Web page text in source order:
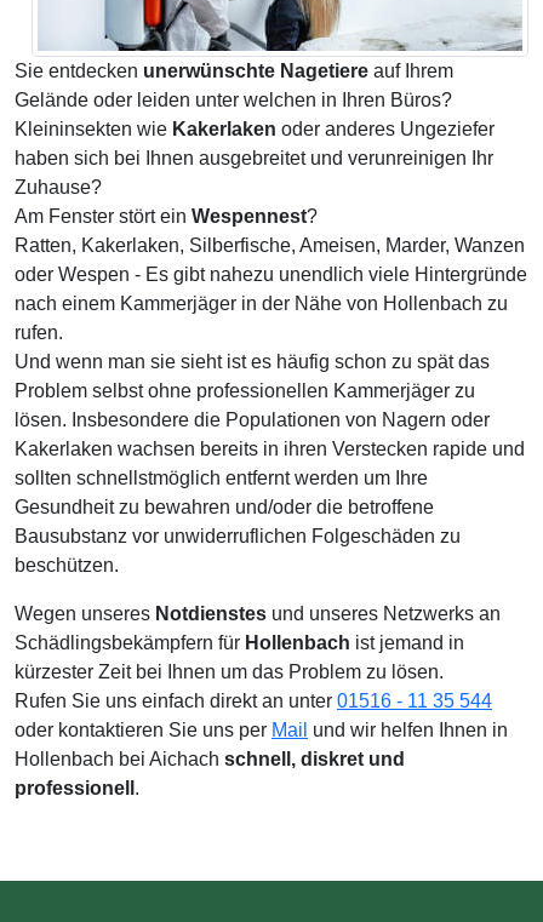
Sie entdecken unerwünschte Nagetiere auf Ihrem
Gelände oder leiden unter welchen in Ihren Büros?
Kleininsekten wie Kakerlaken oder anderes Ungeziefer
haben sich bei Ihnen ausgebreitet und verunreinigen Ihr
Zuhause?
Am Fenster stört ein Wespennest?
Ratten, Kakerlaken, Silberfische, Ameisen, Marder, Wanzen
oder Wespen - Es gibt nahezu unendlich viele Hintergründe
nach einem Kammerjäger in der Nähe von Hollenbach zu
rufen.
Und wenn man sie sieht ist es häufig schon zu spät das
Problem selbst ohne professionellen Kammerjäger zu
lösen. Insbesondere die Populationen von Nagern oder
Kakerlaken wachsen bereits in ihren Verstecken rapide und
sollten schnellstmöglich entfernt werden um Ihre
Gesundheit zu bewahren und/oder die betroffene
Bausubstanz vor unwiderruflichen Folgeschäden zu
beschützen.
Wegen unseres Notdienstes und unseres Netzwerks an
Schädlingsbekämpfern für Hollenbach ist jemand in
kürzester Zeit bei Ihnen um das Problem zu lösen.
Rufen Sie uns einfach direkt an unter 01516 - 11 35 544
oder kontaktieren Sie uns per Mail und wir helfen Ihnen in
Hollenbach bei Aichach schnell, diskret und
professionell .